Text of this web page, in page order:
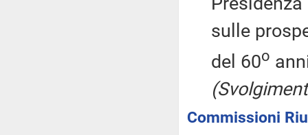
sulle
del 60o
Commissioni